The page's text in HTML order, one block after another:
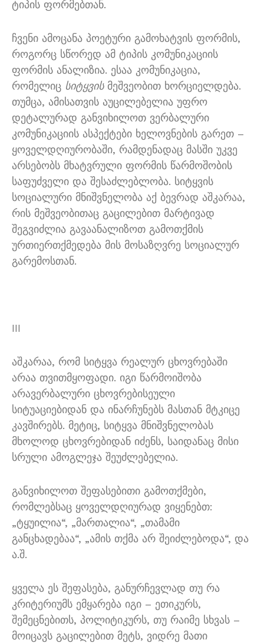
ტიპის ფორმებთან.
ჩვენი ამოცანა პოეტური გამოხატვის ფორმის,
როგორც სწორედ ამ ტიპის კომუნიკაციის
ფორმის ანალიზია. ესაა კომუნიკაცია,
რომელიც სიტყვისმეშვეობით ხორციელდება.
თუმცა, ამისათვის აუცილებელია უფრო
დეტალურად განვიხილოთ ვერბალური
კომუნიკაციის ასპექტები ხელოვნების გარეთ –
ყოველდღიურობაში, რამდენადაც მასში უკვე
არსებობს მხატვრული ფორმის წარმოშობის
საფუძველი და შესაძლებლობა. სიტყვის
სოციალური მნიშვნელობა აქ ბევრად აშკარაა,
რის მეშვეობითაც გაცილებით მარტივად
შეგვიძლია გავაანალიზოთ გამოთქმის
ურთიერთქმედება მის მოსაზღვრე სოციალურ
გარემოსთან.
III
აშკარაა, რომ სიტყვა რეალურ ცხოვრებაში
არაა თვითმყოფადი. იგი წარმოიშობა
არავერბალური ცხოვრებისეული
სიტუაციებიდან და ინარჩუნებს მასთან მტკიცე
კავშირებს. მეტიც, სიტყვა მნიშვნელობას
მხოლოდ ცხოვრებიდან იძენს, საიდანაც მისი
სრული ამოგლეჯა შეუძლებელია.
განვიხილოთ შეფასებითი გამოთქმები,
რომლებსაც ყოველდღიურად ვიყენებთ:
„ტყუილია“, „მართალია“, „თამამი
განცხადებაა“, „ამის თქმა არ შეიძლებოდა“, და
ა.შ.
ყველა ეს შეფასება, განურჩევლად თუ რა
კრიტერიუმს ემყარება იგი – ეთიკურს,
შემეცნებითს, პოლიტიკურს, თუ რაიმე სხვას –
მოიცავს გაცილებით მეტს, ვიდრე მათი